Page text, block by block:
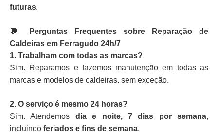
futuras.
💬
Perguntas Frequentes sobre Reparação de
Caldeiras em Ferragudo 24h/7
1. Trabalham com todas as marcas?
Sim. Reparamos e fazemos manutenção em todas as
marcas e modelos de caldeiras, sem exceção.
2. O serviço é mesmo 24 horas?
Sim. Atendemos dia e noite, 7 dias por semana,
incluindo feriados e fins de semana.